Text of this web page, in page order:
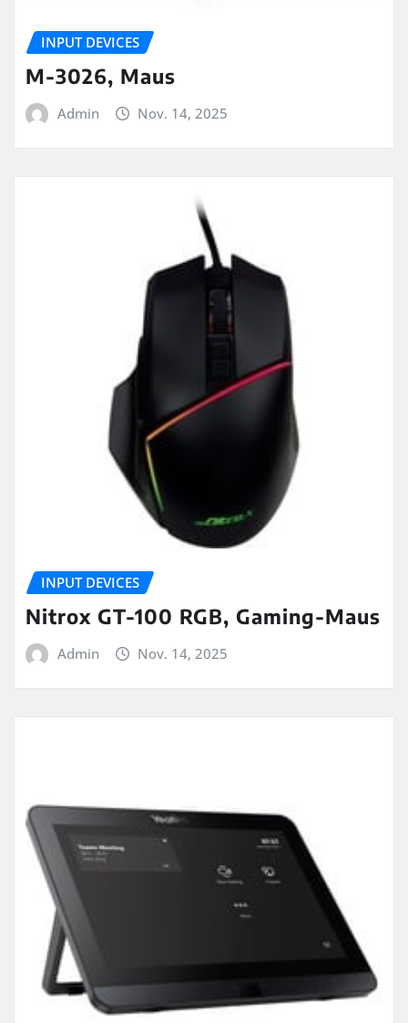
INPUT DEVICES
M-3026, Maus
Admin Nov. 14, 2025
INPUT DEVICES
Nitrox GT-100 RGB, Gaming-Maus
Admin Nov. 14, 2025